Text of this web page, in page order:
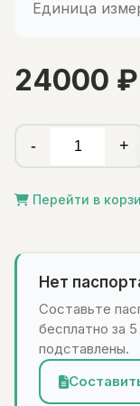
Единица
24000 ₽
- +
Перейти в
Нет
Составьте
бесплатно за
подставлены.